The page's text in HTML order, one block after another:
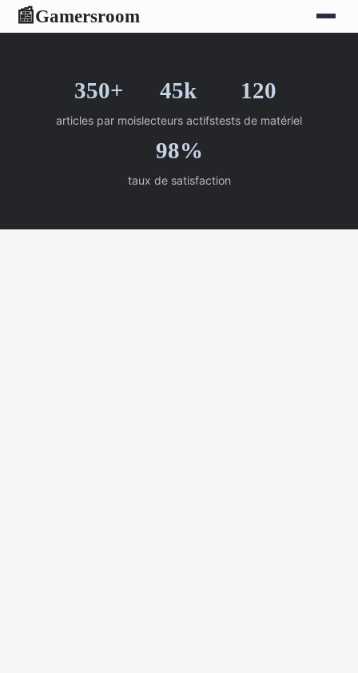
📰Gamersroom
350+
articles par mois
45k
lecteurs actifs
120
tests de matériel
98%
taux de satisfaction